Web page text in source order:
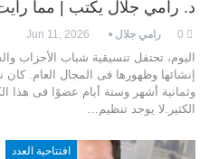
د. رامي جلال يكتب | مما
رامي جلال Jun 11, 2026
اليوم، تحتفل تنسيقية شباب الأحزاب
إنشائها وظهورها فى المجال العام.
وثمانية أشهر وستة أيام عضوًا فى هذا
الكثير.لا يوجد تنظيم…
افتتاحية العدد